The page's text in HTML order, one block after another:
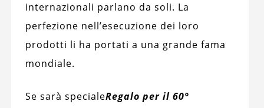
internazionali parlano da soli. La
perfezione nell’esecuzione dei loro
prodotti li ha portati a una grande fama
mondiale.
Se sarà specialeRegalo per il 60°